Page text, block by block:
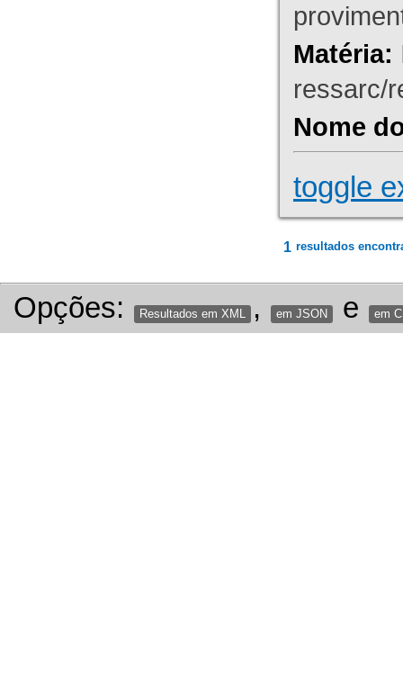
Matéria:
ressarc/
Nome
toggle
1 resultados
Opções: Resultados em XML , em JSON e em